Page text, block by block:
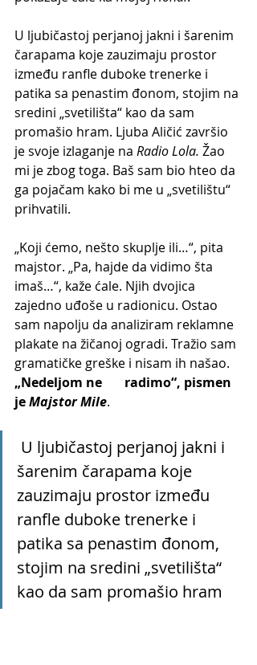
U ljubičastoj perjanoj jakni i šarenim
čarapama koje zauzimaju prostor
između ranfle duboke trenerke i
patika sa penastim đonom, stojim na
sredini „svetilišta“ kao da sam
promašio hram. Ljuba Aličić završio
je svoje izlaganje na Radio Lola. Žao
mi je zbog toga. Baš sam bio hteo da
ga pojačam kako bi me u „svetilištu“
prihvatili.
„Koji ćemo, nešto skuplje ili…“, pita
majstor. „Pa, hajde da vidimo šta
imaš…“, kaže ćale. Njih dvojica
zajedno uđoše u radionicu. Ostao
sam napolju da analiziram reklamne
plakate na žičanoj ogradi. Tražio sam
gramatičke greške i nisam ih našao.
„Nedeljom ne       radimo“, pismen
je Majstor Mile.
šarenim čarapama koje
zauzimaju prostor između
ranfle duboke trenerke i
patika sa penastim đonom,
stojim na sredini „svetilišta“
kao da sam promašio hram